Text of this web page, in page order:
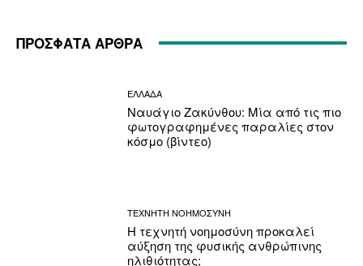
ΠΡΟΣΦΑΤΑ ΑΡΘΡΑ
ΕΛΛΑΔΑ
Ναυάγιο Ζακύνθου: Μία από τις πιο
φωτογραφημένες παραλίες στον
κόσμο (βίντεο)
ΤΕΧΝΗΤΗ ΝΟΗΜΟΣΥΝΗ
Η τεχνητή νοημοσύνη προκαλεί
αύξηση της φυσικής ανθρώπινης
ηλιθιότητας;